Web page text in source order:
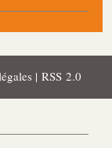
| RSS 2.0